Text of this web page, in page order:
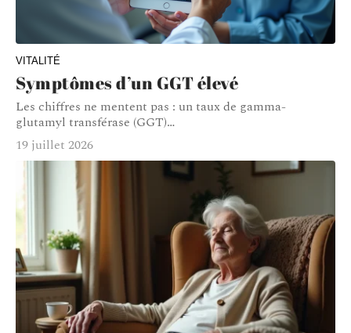
VITALITÉ
Symptômes d’un GGT élevé
Les chiffres ne mentent pas : un taux de gamma-
glutamyl transférase (GGT)…
19 juillet 2026